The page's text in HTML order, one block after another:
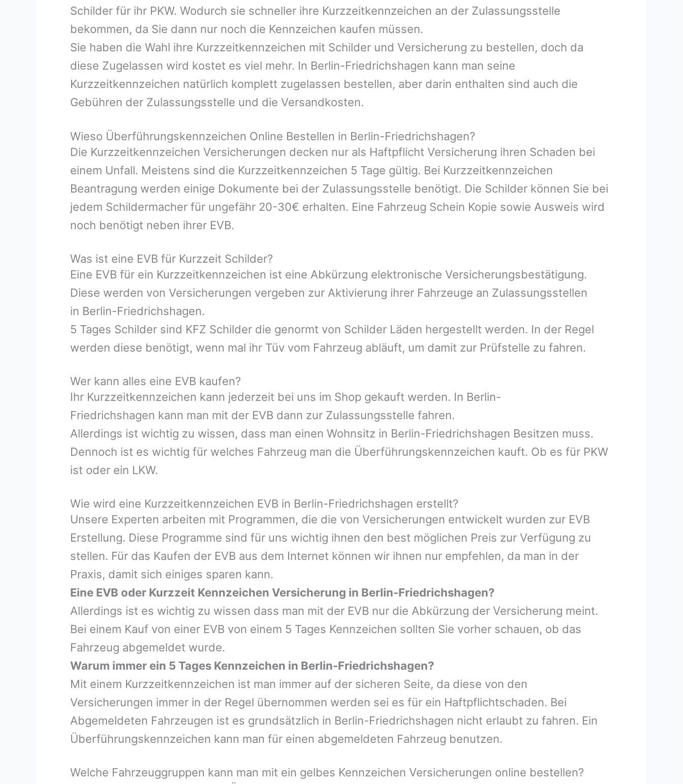
Schilder für ihr PKW. Wodurch sie schneller ihre Kurzzeitkennzeichen an der Zulassungsstelle
bekommen, da Sie dann nur noch die Kennzeichen kaufen müssen.
Sie haben die Wahl ihre Kurzzeitkennzeichen mit Schilder und Versicherung zu bestellen, doch da
diese Zugelassen wird kostet es viel mehr. In Berlin-Friedrichshagen kann man seine
Kurzzeitkennzeichen natürlich komplett zugelassen bestellen, aber darin enthalten sind auch die
Gebühren der Zulassungsstelle und die Versandkosten.
Wieso Überführungskennzeichen Online Bestellen in Berlin-Friedrichshagen?
Die Kurzzeitkennzeichen Versicherungen decken nur als Haftpflicht Versicherung ihren Schaden bei
einem Unfall. Meistens sind die Kurzzeitkennzeichen 5 Tage gültig. Bei Kurzzeitkennzeichen
Beantragung werden einige Dokumente bei der Zulassungsstelle benötigt. Die Schilder können Sie bei
jedem Schildermacher für ungefähr 20-30€ erhalten. Eine Fahrzeug Schein Kopie sowie Ausweis wird
noch benötigt neben ihrer EVB.
Was ist eine EVB für Kurzzeit Schilder?
Eine EVB für ein Kurzzeitkennzeichen ist eine Abkürzung elektronische Versicherungsbestätigung.
Diese werden von Versicherungen vergeben zur Aktivierung ihrer Fahrzeuge an Zulassungsstellen
in Berlin-Friedrichshagen.
5 Tages Schilder sind KFZ Schilder die genormt von Schilder Läden hergestellt werden. In der Regel
werden diese benötigt, wenn mal ihr Tüv vom Fahrzeug abläuft, um damit zur Prüfstelle zu fahren.
Wer kann alles eine EVB kaufen?
Ihr Kurzzeitkennzeichen kann jederzeit bei uns im Shop gekauft werden. In Berlin-
Friedrichshagen kann man mit der EVB dann zur Zulassungsstelle fahren.
Allerdings ist wichtig zu wissen, dass man einen Wohnsitz in Berlin-Friedrichshagen Besitzen muss.
Dennoch ist es wichtig für welches Fahrzeug man die Überführungskennzeichen kauft. Ob es für PKW
ist oder ein LKW.
Wie wird eine Kurzzeitkennzeichen EVB in Berlin-Friedrichshagen erstellt?
Unsere Experten arbeiten mit Programmen, die die von Versicherungen entwickelt wurden zur EVB
Erstellung. Diese Programme sind für uns wichtig ihnen den best möglichen Preis zur Verfügung zu
stellen. Für das Kaufen der EVB aus dem Internet können wir ihnen nur empfehlen, da man in der
Praxis, damit sich einiges sparen kann.
Eine EVB oder Kurzzeit Kennzeichen Versicherung in Berlin-Friedrichshagen?
Allerdings ist es wichtig zu wissen dass man mit der EVB nur die Abkürzung der Versicherung meint.
Bei einem Kauf von einer EVB von einem 5 Tages Kennzeichen sollten Sie vorher schauen, ob das
Fahrzeug abgemeldet wurde.
Warum immer ein 5 Tages Kennzeichen in Berlin-Friedrichshagen?
Mit einem Kurzzeitkennzeichen ist man immer auf der sicheren Seite, da diese von den
Versicherungen immer in der Regel übernommen werden sei es für ein Haftpflichtschaden. Bei
Abgemeldeten Fahrzeugen ist es grundsätzlich in Berlin-Friedrichshagen nicht erlaubt zu fahren. Ein
Überführungskennzeichen kann man für einen abgemeldeten Fahrzeug benutzen.
Welche Fahrzeuggruppen kann man mit ein gelbes Kennzeichen Versicherungen online bestellen?